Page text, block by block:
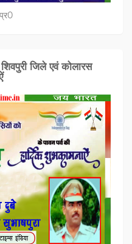
जिले एवं कोलारस